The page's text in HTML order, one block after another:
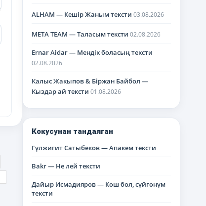
ALHAM — Кешір Жаным тексти 03.08.2026
META TEAM — Таласым тексти 02.08.2026
Ernar Aidar — Мендік боласың тексти
02.08.2026
Калыс Жакыпов & Біржан Байбол —
Кыздар ай тексти 01.08.2026
Кокусунан тандалган
Гүлжигит Сатыбеков — Апакем тексти
Bakr — Не лей тексти
Дайыр Исмадияров — Кош бол, сүйгөнүм
тексти